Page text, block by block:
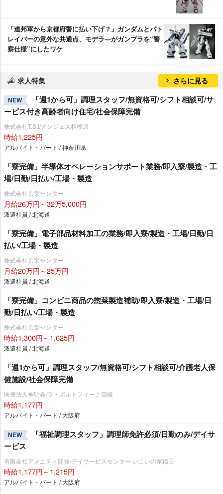
「連邦軍から京都府警に払い下げ？」ガンダムとパト
レイバーの意外な共通点、モデラ―がガンプラを“警
察仕様”にしたワケ
求人特集 さらに見る
NEW
「週1から可」調理スタッフ/無資格可/シフト相談可/サ
ービス付き高齢者向け住宅/社会保障完備
株式会社T.S.I/アンジェス相模原
時給1,225円
アルバイト・パート / 神奈川県
「寮完備」半導体オペレーションサポート業務/即入寮/製造・工
場/日勤/日払い/工場・製造
株式会社京栄センター
月給26万円～32万5,000円
派遣社員 / 北海道
「寮完備」電子部品材料加工の業務/即入寮/製造・工場/日勤/日
払い/工場・製造
株式会社京栄センター
月給20万円～25万円
派遣社員 / 北海道
「寮完備」コンビニ商品の惣菜製造補助/即入寮/製造・工場/日
勤/日払い/工場・製造
株式会社京栄センター
時給1,300円～1,625円
派遣社員 / 北海道
「週1から可」調理スタッフ/無資格可/シフト相談可/介護老人保
健施設/社会保障完備
医療法人神明会/ラ・ポルトフィーナ高槻
時給1,177円
アルバイト・パート / 大阪府
NEW
「福祉調理スタッフ」調理師免許必須/日勤のみ/デイサ
ービス
有限会社アメニティ開発/デイサービスセンター いこいの家福田
時給1,177円～1,215円
アルバイト・パート / 大阪府